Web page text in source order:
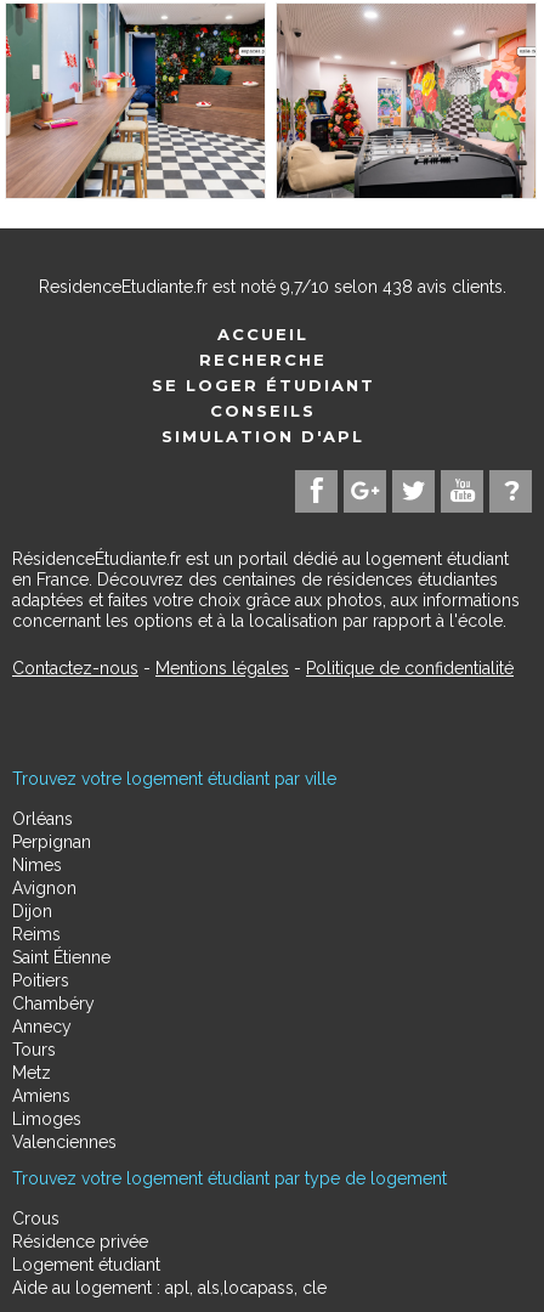
ResidenceEtudiante.frest noté 9,7/10 selon 438 avis clients.
ACCUEIL
RECHERCHE
SE LOGER ÉTUDIANT
CONSEILS
SIMULATION D'APL
RésidenceÉtudiante.fr est un portail dédié au logement étudiant
en France. Découvrez des centaines de résidences étudiantes
adaptées et faites votre choix grâce aux photos, aux informations
concernant les options et à la localisation par rapport à l'école.
Contactez-nous - Mentions légales - Politique de confidentialité
Trouvez votre logement étudiant par ville
Orléans
Perpignan
Nimes
Avignon
Dijon
Reims
Saint Étienne
Poitiers
Chambéry
Annecy
Tours
Metz
Amiens
Limoges
Valenciennes
Trouvez votre logement étudiant par type de logement
Crous
Résidence privée
Logement étudiant
Aide au logement : apl, als,locapass, cle